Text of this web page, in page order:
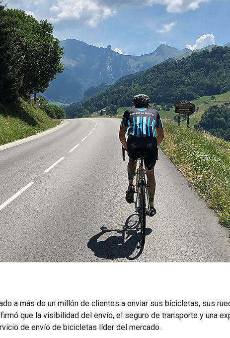
a más de un millón de clientes a enviar sus bicicletas, sus
que la visibilidad del envío, el seguro de transporte y una
de envío de bicicletas líder del mercado.